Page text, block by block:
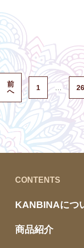
前
へ
1 26
CONTENTS
KANBINAにつ
商品紹介